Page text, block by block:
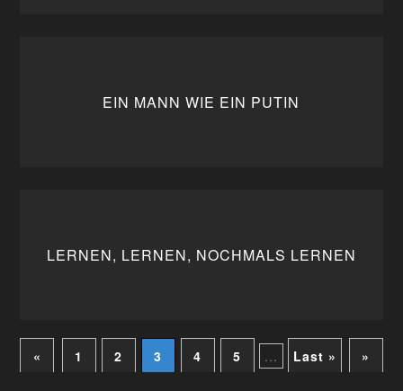
EIN MANN WIE EIN PUTIN
LERNEN, LERNEN, NOCHMALS LERNEN
« 1 2 3 4 5 ... »
Last »